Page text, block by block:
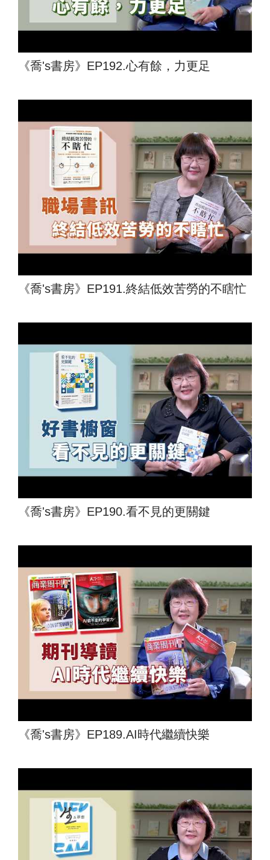
《喬's書房》EP192.心有餘，力更足
《喬's書房》EP191.終結低效苦勞的不瞎忙
《喬's書房》EP190.看不見的更關鍵
《喬's書房》EP189.AI時代繼續快樂